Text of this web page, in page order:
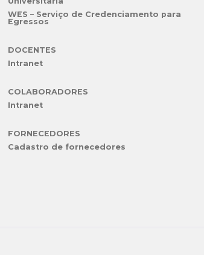
WES – Serviço de Credenciamento para
Egressos
DOCENTES
Intranet
COLABORADORES
Intranet
FORNECEDORES
Cadastro de fornecedores